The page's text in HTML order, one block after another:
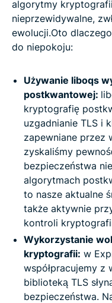
algorytmy
nieprzewidywalne,
ewolucji.Oto
do niepokoju:
Używanie liboqs
postkwantowej:
kryptografię
uzgadnianie TLS i
zapewniane przez
zyskaliśmy
bezpieczeństwa
algorytmach
to nasze aktualne
także aktywnie
kontroli
Wykorzystanie
kryptografii: w
współpracujemy z
biblioteką TLS
bezpieczeństwa.